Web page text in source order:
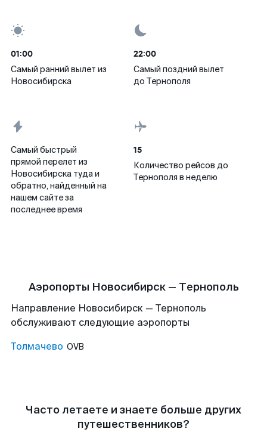
01:00
Самый ранний вылет из
Новосибирска
22:00
Самый поздний вылет
до Тернополя
Самый быстрый
прямой перелет из
Новосибирска туда и
обратно, найденный на
нашем сайте за
последнее время
15
Количество рейсов до
Тернополя в неделю
Аэропорты Новосибирск — Тернополь
Направление Новосибирск — Тернополь
обслуживают следующие аэропорты
Толмачево OVB
Часто летаете и знаете больше других
путешественников?